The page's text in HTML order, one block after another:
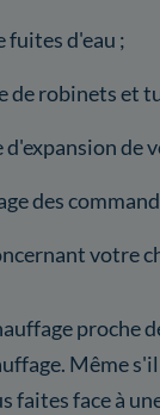
fuites d'eau ;
de robinets et
de
des
votre
proche
Même
faites face à